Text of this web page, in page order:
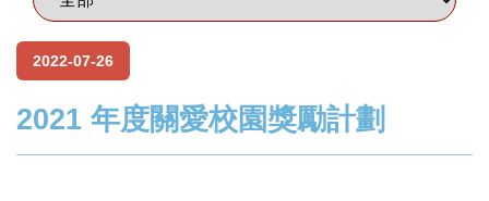
2022-07-26
2021 年度關愛校園獎勵計劃